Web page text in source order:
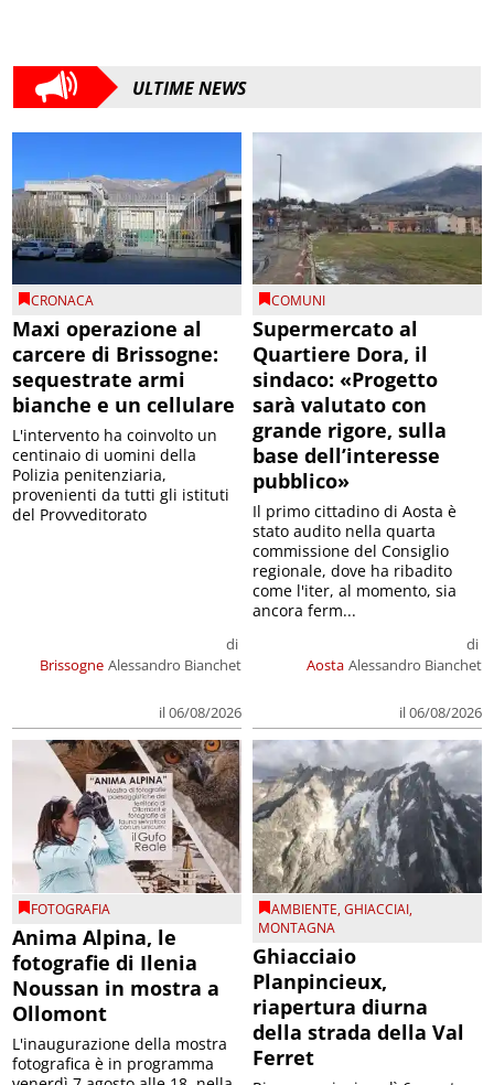
ULTIME NEWS
CRONACA
Maxi operazione al
carcere di Brissogne:
sequestrate armi
bianche e un cellulare
Brissogne
di
Alessandro Bianchet
il 06/08/2026
L'intervento ha coinvolto un
centinaio di uomini della
Polizia penitenziaria,
provenienti da tutti gli istituti
del Provveditorato
COMUNI
Supermercato al
Quartiere Dora, il
sindaco: «Progetto
sarà valutato con
grande rigore, sulla
base dell’interesse
pubblico»
Aosta
di
Alessandro Bianchet
il 06/08/2026
Il primo cittadino di Aosta è
stato audito nella quarta
commissione del Consiglio
regionale, dove ha ribadito
come l'iter, al momento, sia
ancora ferm...
FOTOGRAFIA
Anima Alpina, le
fotografie di Ilenia
Noussan in mostra a
Ollomont
L'inaugurazione della mostra
fotografica è in programma
AMBIENTE,GHIACCIAI,
MONTAGNA
Ghiacciaio
Planpincieux,
riapertura diurna
della strada della Val
Ferret